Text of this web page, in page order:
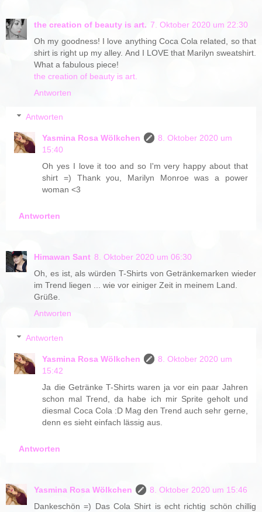
the creation of beauty is art. 7. Oktober 2020 um 22:30
Oh my goodness! I love anything Coca Cola related, so that
shirt is right up my alley. And I LOVE that Marilyn sweatshirt.
What a fabulous piece!
the creation of beauty is art.
Antworten
Antworten
Yasmina Rosa Wölkchen
8. Oktober 2020 um
15:40
Oh yes I love it too and so I'm very happy about that
shirt =) Thank you, Marilyn Monroe was a power
woman <3
Antworten
Himawan Sant 8. Oktober 2020 um 06:30
Oh, es ist, als würden T-Shirts von Getränkemarken wieder
im Trend liegen ... wie vor einiger Zeit in meinem Land.
Grüße.
Antworten
Antworten
Yasmina Rosa Wölkchen
8. Oktober 2020 um
15:42
Ja die Getränke T-Shirts waren ja vor ein paar Jahren
schon mal Trend, da habe ich mir Sprite geholt und
diesmal Coca Cola :D Mag den Trend auch sehr gerne,
denn es sieht einfach lässig aus.
Antworten
Yasmina Rosa Wölkchen
8. Oktober 2020 um 15:46
Dankeschön =) Das Cola Shirt is echt richtig schön chillig